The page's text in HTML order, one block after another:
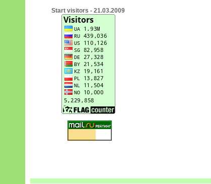
Start visitors - 21.03.2009